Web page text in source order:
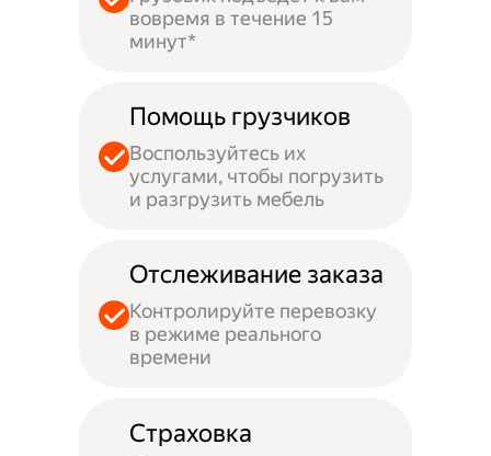
вовремя в течение 15
минут*
Помощь грузчиков
Воспользуйтесь их
услугами, чтобы погрузить
и разгрузить мебель
Отслеживание заказа
Контролируйте перевозку
в режиме реального
времени
Страховка